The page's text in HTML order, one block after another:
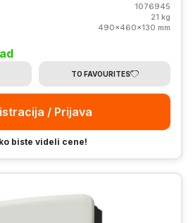
1076945
21 kg
490x460x130 mm
TO FAVOURITES
/ Prijava
biste videli cene!